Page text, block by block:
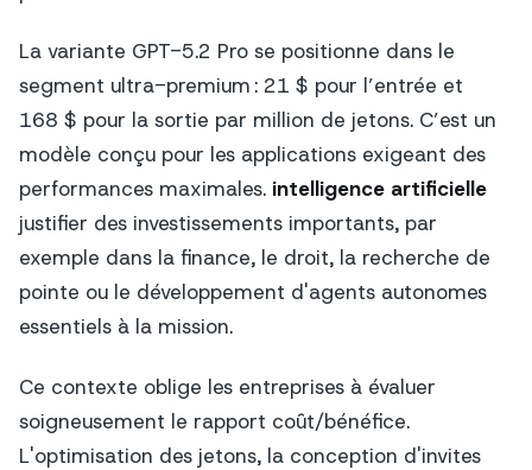
La variante GPT-5.2 Pro se positionne dans le
segment ultra-premium : 21 $ pour l’entrée et
168 $ pour la sortie par million de jetons. C’est un
modèle conçu pour les applications exigeant des
performances maximales. intelligence artificielle
justifier des investissements importants, par
exemple dans la finance, le droit, la recherche de
pointe ou le développement d'agents autonomes
essentiels à la mission.
Ce contexte oblige les entreprises à évaluer
soigneusement le rapport coût/bénéfice.
L'optimisation des jetons, la conception d'invites